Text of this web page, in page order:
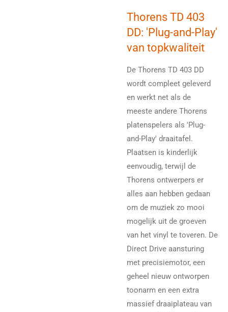
Thorens TD 403
DD: 'Plug-and-Play'
van topkwaliteit
De Thorens TD 403 DD
wordt compleet geleverd
en werkt net als de
meeste andere Thorens
platenspelers als 'Plug-
and-Play' draaitafel.
Plaatsen is kinderlijk
eenvoudig, terwijl de
Thorens ontwerpers er
alles aan hebben gedaan
om de muziek zo mooi
mogelijk uit de groeven
van het vinyl te toveren. De
Direct Drive aansturing
met precisiemotor, een
geheel nieuw ontworpen
toonarm en een extra
massief draaiplateau van